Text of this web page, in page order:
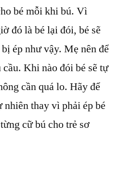
bé mỗi khi bú. Vì
đó là bé lại đói, bé sẽ
ép như vậy. Mẹ nên để
Khi nào đói bé sẽ tự
cần quá lo. Hãy để
thay vì phải ép bé
cữ bú cho trẻ sơ